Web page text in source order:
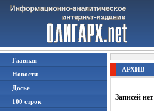
Главная
Новости
Досье
100 строк
АРХИВ
Записей нет